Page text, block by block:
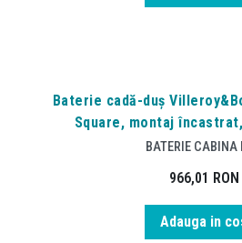
Baterie cadă-duș
Square, montaj
BATERIE CABINA
966,01 RON
Adauga in